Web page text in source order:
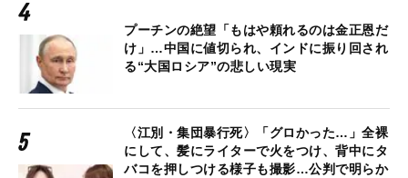
プーチンの絶望「もはや頼れるのは金正恩だ
け」…中国に値切られ、インドに振り回され
る“大国ロシア”の悲しい現実
〈江別・集団暴行死〉「グロかった…」全裸
にして、髪にライターで火をつけ、背中にタ
バコを押しつける様子も撮影…公判で明らか